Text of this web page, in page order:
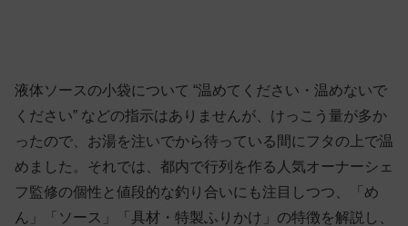
液体ソースの小袋について “温めてください・温めないで
ください” などの指示はありませんが、けっこう量が多か
ったので、お湯を注いでから待っている間にフタの上で温
めました。それでは、都内で行列を作る人気オーナーシェ
フ監修の個性と値段的な釣り合いにも注目しつつ、「め
ん」「ソース」「具材・特製ふりかけ」の特徴を解説し、